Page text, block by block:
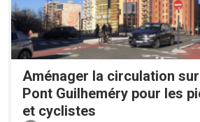
Aménager la circulation
Pont Guilheméry pour les
et cyclistes